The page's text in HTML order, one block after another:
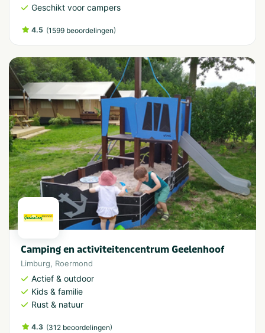
Geschikt voor campers
4.5 (1599 beoordelingen)
Camping en activiteitencentrum Geelenhoof
Limburg, Roermond
Actief & outdoor
Kids & familie
Rust & natuur
4.3 (312 beoordelingen)